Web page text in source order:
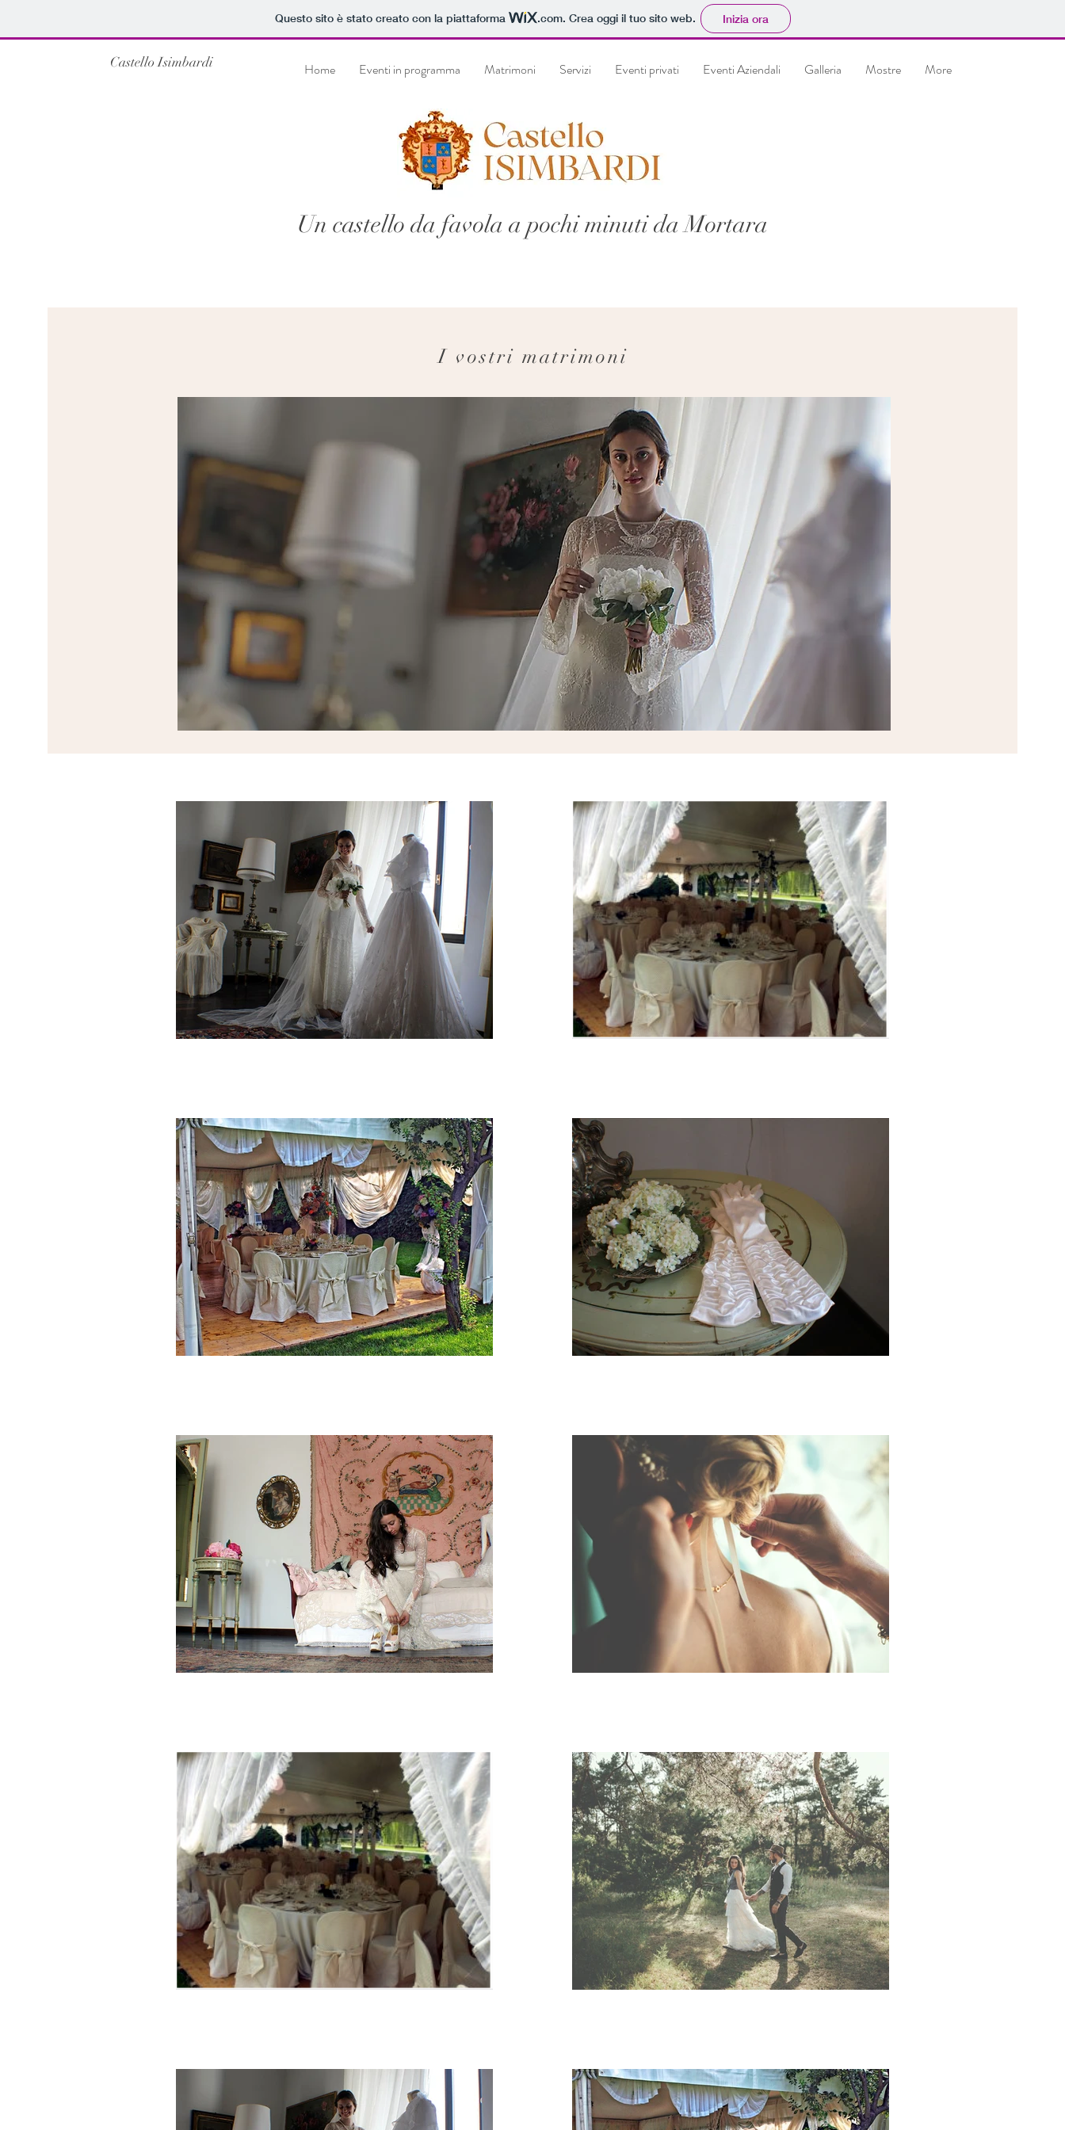
Questo sito è stato creato con la piattaforma .com. Crea oggi il tuo sito web. Inizia ora
Castello Isimbardi Home Eventi in programma Matrimoni Servizi Eventi privati Eventi Aziendali Galleria Mostre More
Un castello da favola a pochi minuti da Mortara
I vostri matrimoni